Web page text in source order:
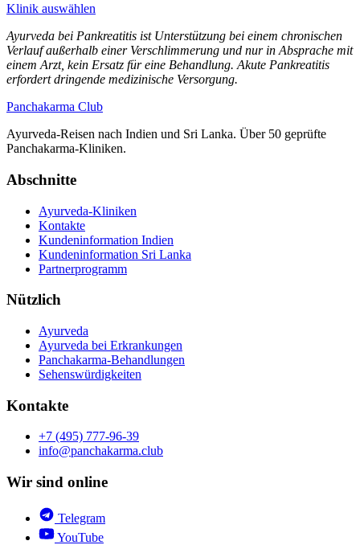
Klinik auswählen
Ayurveda bei Pankreatitis ist Unterstützung bei einem chronischen
Verlauf außerhalb einer Verschlimmerung und nur in Absprache mit
einem Arzt, kein Ersatz für eine Behandlung. Akute Pankreatitis
erfordert dringende medizinische Versorgung.
Panchakarma Club
Ayurveda-Reisen nach Indien und Sri Lanka. Über 50 geprüfte
Panchakarma-Kliniken.
Abschnitte
Ayurveda-Kliniken
Kontakte
Kundeninformation Indien
Kundeninformation Sri Lanka
Partnerprogramm
Nützlich
Ayurveda
Ayurveda bei Erkrankungen
Panchakarma-Behandlungen
Sehenswürdigkeiten
Kontakte
+7 (495) 777-96-39
info@panchakarma.club
Wir sind online
Telegram
YouTube